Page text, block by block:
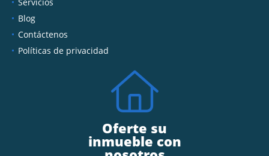
Blog
Contáctenos
Políticas de privacidad
Oferte su
inmueble con